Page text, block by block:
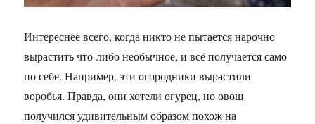
Интереснее всего, когда никто не пытается нарочно
вырастить что-либо необычное, и всё получается само
по себе. Например, эти огородники вырастили
воробья. Правда, они хотели огурец, но овощ
получился удивительным образом похож на